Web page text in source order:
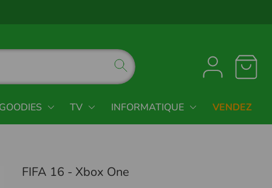
TV INFORMATIQUE VENDEZ
FIFA 16 - Xbox One